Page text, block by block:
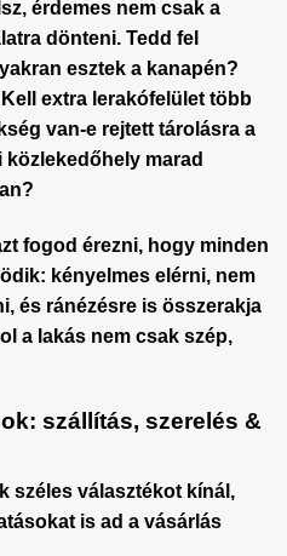
érdemes nem csak a
dönteni. Tedd fel
esztek a kanapén?
extra lerakófelület több
van-e rejtett tárolásra a
marad
fogod érezni, hogy minden
kényelmes elérni, nem
és ránézésre is összerakja
a lakás nem csak szép,
szállítás, szerelés &
széles választékot kínál,
is ad a vásárlás